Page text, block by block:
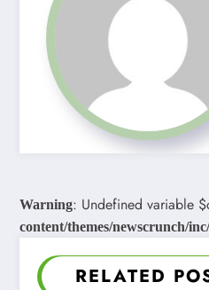
Warning: Undefined variable
content/themes/newscrunch/
RELATED